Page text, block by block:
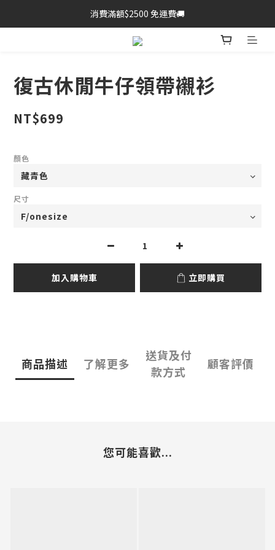
消費滿額$2500 免運費🚚
復古休閒牛仔領帶襯衫
NT$699
顏色
尺寸
加入購物車 立即購買
商品描述 了解更多
送貨及付
款方式
顧客評價
您可能喜歡...